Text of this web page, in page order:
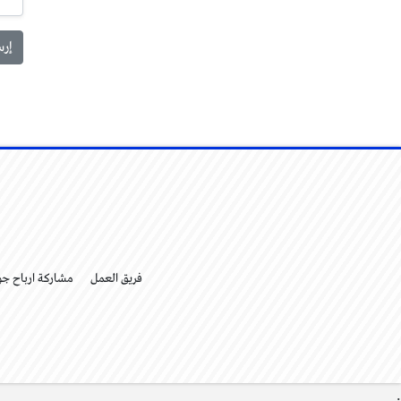
فريق العمل مشاركة ارباح
.